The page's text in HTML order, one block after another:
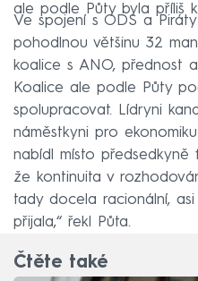
ale podle Půty byla příliš
Ve spojení s ODS a
pohodlnou většinu 32
koalice s ANO, přednost
Koalice ale podle Půty
spolupracovat. Lídryni
náměstkyni pro
nabídl místo předsedkyně
že kontinuita v
tady docela racionální,
přijala,“ řekl Půta.
Čtěte také